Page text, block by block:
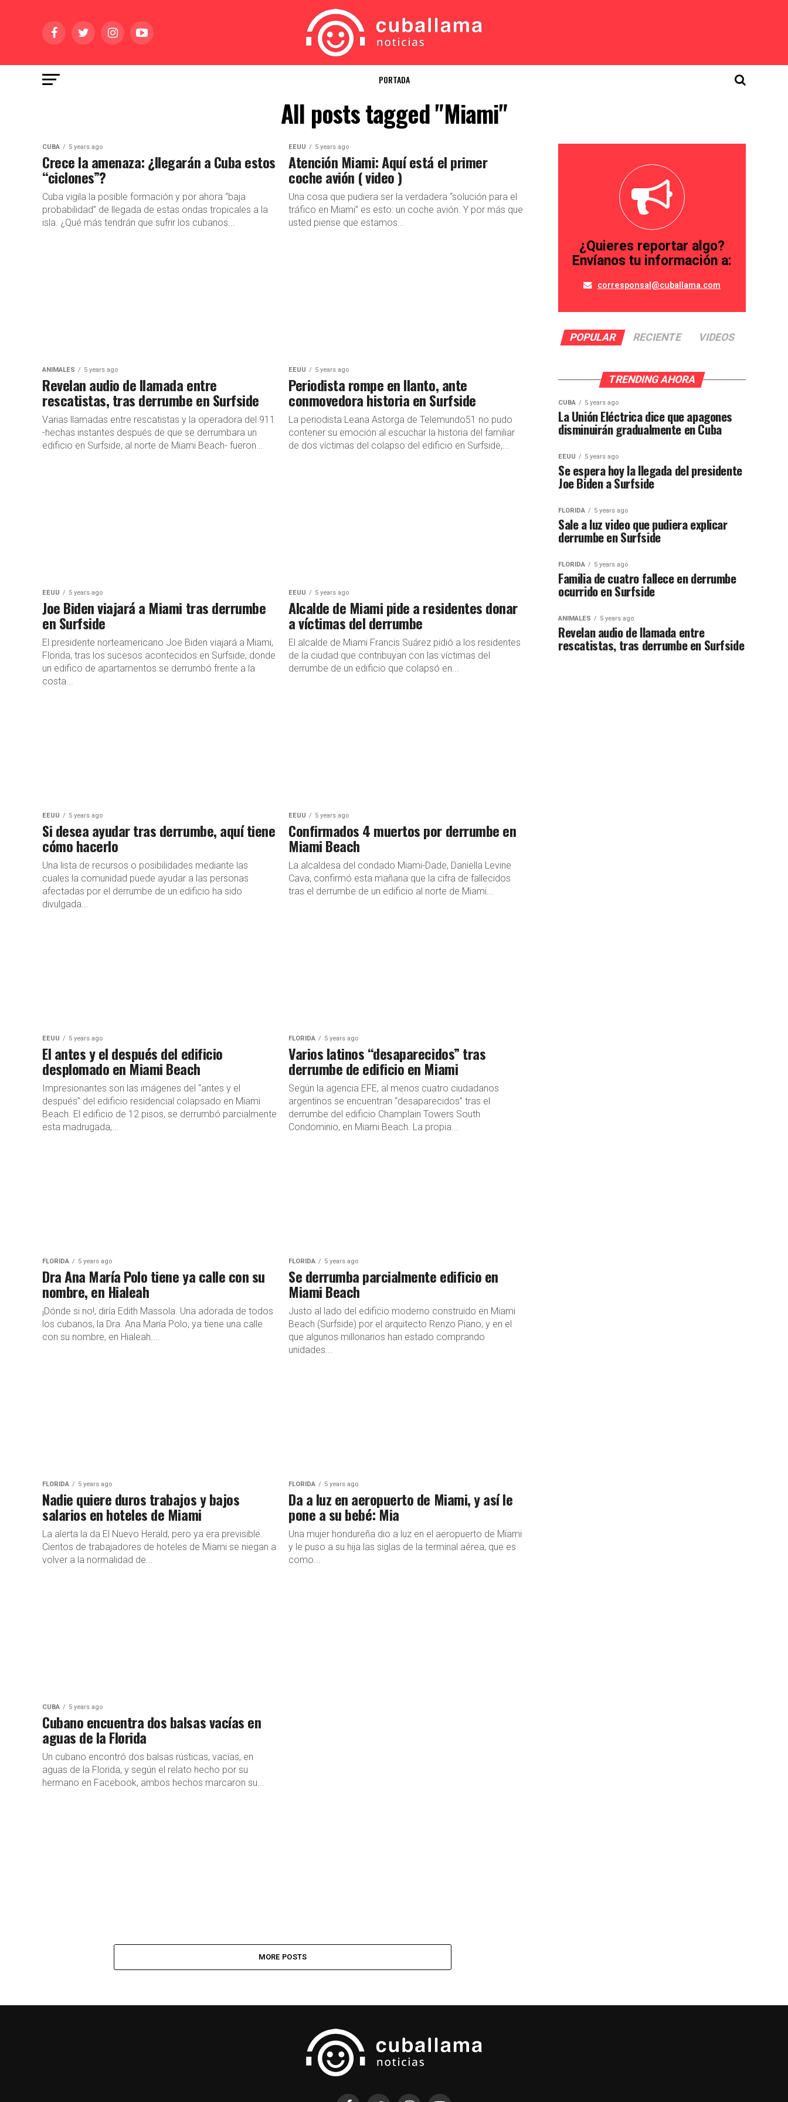
PORTADA
All posts tagged "Miami"
CUBA 5 years ago
Crece la amenaza: ¿llegarán a Cuba estos
“ciclones”?
Cuba vigila la posible formación y por ahora “baja
probabilidad” de llegada de estas ondas tropicales a la
isla. ¿Qué más tendrán que sufrir los cubanos...
EEUU 5 years ago
Atención Miami: Aquí está el primer
coche avión ( video )
Una cosa que pudiera ser la verdadera “solución para el
tráfico en Miami” es esto: un coche avión. Y por más que
usted piense que estamos...
ANIMALES 5 years ago
Revelan audio de llamada entre
rescatistas, tras derrumbe en Surfside
Varias llamadas entre rescatistas y la operadora del 911
-hechas instantes después de que se derrumbara un
edificio en Surfside, al norte de Miami Beach- fueron...
EEUU 5 years ago
Periodista rompe en llanto, ante
conmovedora historia en Surfside
La periodista Leana Astorga de Telemundo51 no pudo
contener su emoción al escuchar la historia del familiar
de dos víctimas del colapso del edificio en Surfside,...
EEUU 5 years ago
Joe Biden viajará a Miami tras derrumbe
en Surfside
El presidente norteamericano Joe Biden viajará a Miami,
Florida, tras los sucesos acontecidos en Surfside, donde
un edifico de apartamentos se derrumbó frente a la
costa...
EEUU 5 years ago
Alcalde de Miami pide a residentes donar
a víctimas del derrumbe
El alcalde de Miami Francis Suárez pidió a los residentes
de la ciudad que contribuyan con las víctimas del
derrumbe de un edificio que colapsó en...
EEUU 5 years ago
Si desea ayudar tras derrumbe, aquí tiene
cómo hacerlo
Una lista de recursos o posibilidades mediante las
cuales la comunidad puede ayudar a las personas
afectadas por el derrumbe de un edificio ha sido
divulgada...
EEUU 5 years ago
Confirmados 4 muertos por derrumbe en
Miami Beach
La alcaldesa del condado Miami-Dade, Daniella Levine
Cava, confirmó esta mañana que la cifra de fallecidos
tras el derrumbe de un edificio al norte de Miami...
EEUU 5 years ago
El antes y el después del edificio
desplomado en Miami Beach
Impresionantes son las imágenes del “antes y el
después” del edificio residencial colapsado en Miami
Beach. El edificio de 12 pisos, se derrumbó parcialmente
esta madrugada,...
FLORIDA 5 years ago
Varios latinos “desaparecidos” tras
derrumbe de edificio en Miami
Según la agencia EFE, al menos cuatro ciudadanos
argentinos se encuentran “desaparecidos” tras el
derrumbe del edificio Champlain Towers South
Condominio, en Miami Beach. La propia...
FLORIDA 5 years ago
Dra Ana María Polo tiene ya calle con su
nombre, en Hialeah
¡Dónde si no!, diría Edith Massola. Una adorada de todos
los cubanos, la Dra. Ana María Polo, ya tiene una calle
con su nombre, en Hialeah....
FLORIDA 5 years ago
Se derrumba parcialmente edificio en
Miami Beach
Justo al lado del edificio moderno construido en Miami
Beach (Surfside) por el arquitecto Renzo Piano, y en el
que algunos millonarios han estado comprando
unidades...
FLORIDA 5 years ago
Nadie quiere duros trabajos y bajos
salarios en hoteles de Miami
La alerta la da El Nuevo Herald, pero ya era previsible.
Cientos de trabajadores de hoteles de Miami se niegan a
volver a la normalidad de...
FLORIDA 5 years ago
Da a luz en aeropuerto de Miami, y así le
pone a su bebé: Mia
Una mujer hondureña dio a luz en el aeropuerto de Miami
y le puso a su hija las siglas de la terminal aérea, que es
como...
CUBA 5 years ago
Cubano encuentra dos balsas vacías en
aguas de la Florida
Un cubano encontró dos balsas rústicas, vacías, en
aguas de la Florida, y según el relato hecho por su
hermano en Facebook, ambos hechos marcaron su...
MORE POSTS
¿Quieres reportar algo?
Envíanos tu información a:
corresponsal@cuballama.com
POPULAR RECIENTE VIDEOS
TRENDING AHORA
CUBA 5 years ago
La Unión Eléctrica dice que apagones
disminuirán gradualmente en Cuba
EEUU 5 years ago
Se espera hoy la llegada del presidente
Joe Biden a Surfside
FLORIDA 5 years ago
Sale a luz video que pudiera explicar
derrumbe en Surfside
FLORIDA 5 years ago
Familia de cuatro fallece en derrumbe
ocurrido en Surfside
ANIMALES 5 years ago
Revelan audio de llamada entre
rescatistas, tras derrumbe en Surfside